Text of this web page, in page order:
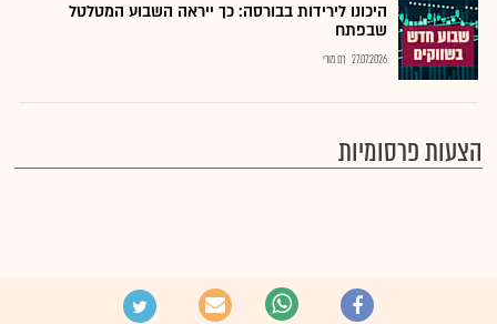
היכונו לירידות בבורסה: כך ייראה השבוע המטלטל
שבפתח
27.07.2026 רם מורי
הצעות פרסומיות